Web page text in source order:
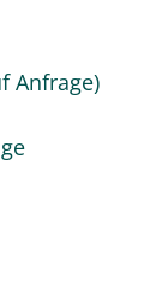
Anfrage)